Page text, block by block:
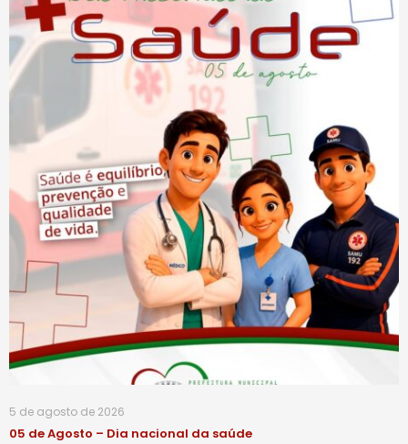
5 de agosto de 2026
05 de Agosto – Dia nacional da saúde